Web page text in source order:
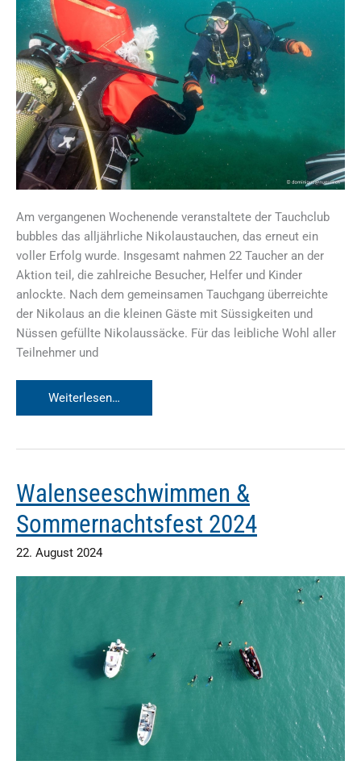
Am vergangenen Wochenende veranstaltete der Tauchclub
bubbles das alljährliche Nikolaustauchen, das erneut ein
voller Erfolg wurde. Insgesamt nahmen 22 Taucher an der
Aktion teil, die zahlreiche Besucher, Helfer und Kinder
anlockte. Nach dem gemeinsamen Tauchgang überreichte
der Nikolaus an die kleinen Gäste mit Süssigkeiten und
Nüssen gefüllte Nikolaussäcke. Für das leibliche Wohl aller
Teilnehmer und
Nikolaustauchen
2024
Weiterlesen…
Walenseeschwimmen &
Sommernachtsfest 2024
22. August 2024